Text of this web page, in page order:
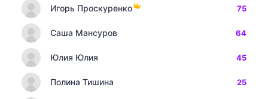
Игорь Проскуренко 75
Саша Мансуров 64
Юлия Юлия 45
Полина Тишина 25